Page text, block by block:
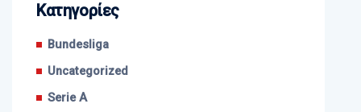
Kατηγορίες
Bundesliga
Uncategorized
Serie A